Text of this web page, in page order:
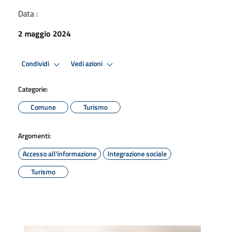
Data :
2 maggio 2024
Condividi Vedi azioni
Categorie:
Comune
Turismo
Argomenti:
Accesso all'informazione
Integrazione sociale
Turismo